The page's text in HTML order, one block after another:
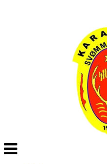
Veksle
navigasjon